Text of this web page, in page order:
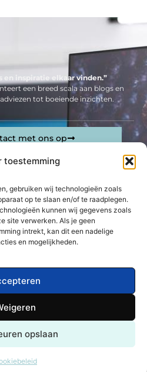
toestemming
gebruiken wij technologieën zoals
op te slaan en/of te raadplegen.
kunnen wij gegevens zoals
site verwerken. Als je geen
intrekt, kan dit een nadelige
en mogelijkheden.
opslaan
en inspiratie elkaar vinden.”
een breed scala aan blogs en
tot boeiende inzichten.
op een rij
beheersplan geformuleerd?
Comfort en
honden: Is graanvrij
escaperoom nabij Winterswijk
met ons op